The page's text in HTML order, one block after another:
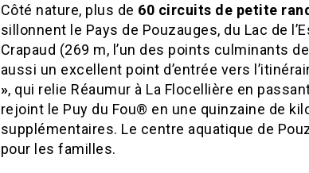
Côté nature, plus de 60 circuits de petite
sillonnent le Pays de Pouzauges, du Lac de
Crapaud (269 m, l’un des points culminants
aussi un excellent point d’entrée vers
», qui relie Réaumur à La Flocellière en
rejoint le Puy du Fou® en une quinzaine de
supplémentaires. Le centre aquatique de
pour les familles.